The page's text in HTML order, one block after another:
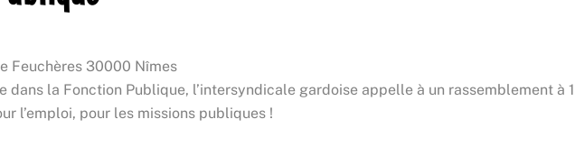
Feuchères 30000 Nîmes
dans la Fonction Publique, l’intersyndicale gardoise appelle à un rassemblement à
l’emploi, pour les missions publiques !